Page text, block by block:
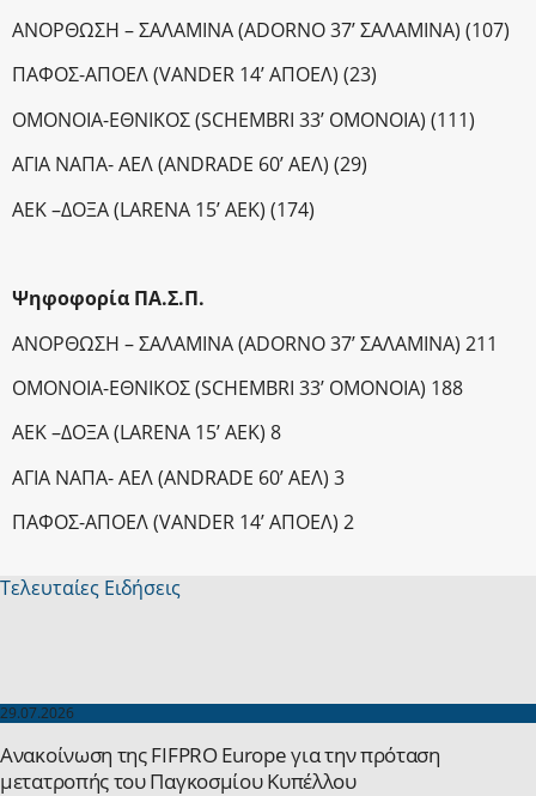
ΑΝΟΡΘΩΣΗ – ΣΑΛΑΜΙΝΑ (ΑDORNO 37’ ΣΑΛΑΜΙΝΑ) (107)
ΠΑΦΟΣ-ΑΠΟΕΛ (VANDER 14’ AΠΟΕΛ) (23)
ΟΜΟΝΟΙΑ-ΕΘΝΙΚΟΣ (SCHEMBRI 33’ OMONOIA) (111)
AΓΙΑ ΝΑΠΑ- ΑΕΛ (ANDRADE 60’ ΑΕΛ) (29)
ΑΕΚ –ΔΟΞΑ (LARENA 15’ AEK) (174)
Ψηφοφορία ΠΑ.Σ.Π.
ΑΝΟΡΘΩΣΗ – ΣΑΛΑΜΙΝΑ (ΑDORNO 37’ ΣΑΛΑΜΙΝΑ) 211
ΟΜΟΝΟΙΑ-ΕΘΝΙΚΟΣ (SCHEMBRI 33’ OMONOIA) 188
ΑΕΚ –ΔΟΞΑ (LARENA 15’ AEK) 8
AΓΙΑ ΝΑΠΑ- ΑΕΛ (ANDRADE 60’ ΑΕΛ) 3
ΠΑΦΟΣ-ΑΠΟΕΛ (VANDER 14’ AΠΟΕΛ) 2
Τελευταίες Ειδήσεις
29.07.2026
Ανακοίνωση της FIFPRO Europe για την πρόταση
μετατροπής του Παγκοσμίου Κυπέλλου